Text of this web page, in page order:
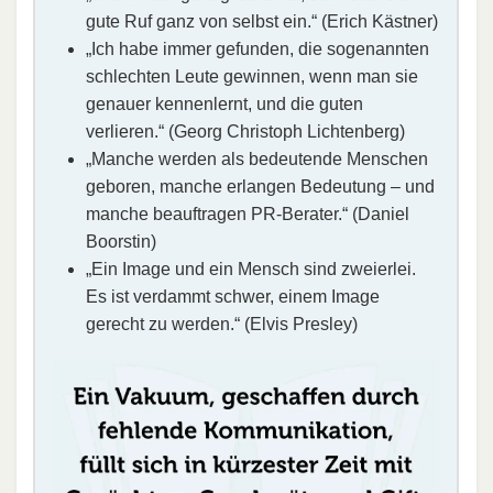
gute Ruf ganz von selbst ein.“ (Erich Kästner)
„Ich habe immer gefunden, die sogenannten
schlechten Leute gewinnen, wenn man sie
genauer kennenlernt, und die guten
verlieren.“ (Georg Christoph Lichtenberg)
„Manche werden als bedeutende Menschen
geboren, manche erlangen Bedeutung – und
manche beauftragen PR-Berater.“ (Daniel
Boorstin)
„Ein Image und ein Mensch sind zweierlei.
Es ist verdammt schwer, einem Image
gerecht zu werden.“ (Elvis Presley)